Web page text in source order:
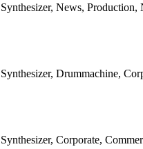
Synthesizer, News, Production,
Synthesizer, Drummachine,
Synthesizer, Corporate,